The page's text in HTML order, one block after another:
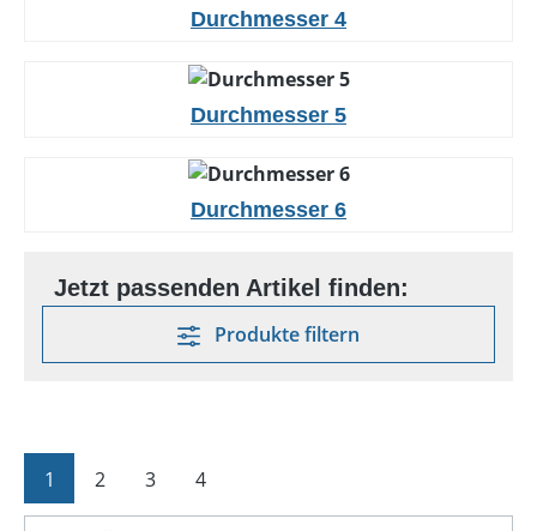
Durchmesser 4
Durchmesser 5
Durchmesser 6
Produkte filtern
Seite
1 Seite
2 Seite
3 Seite
4